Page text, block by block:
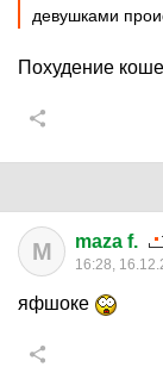
девушками
Похудение
M maza f.
16:28,
яфшоке